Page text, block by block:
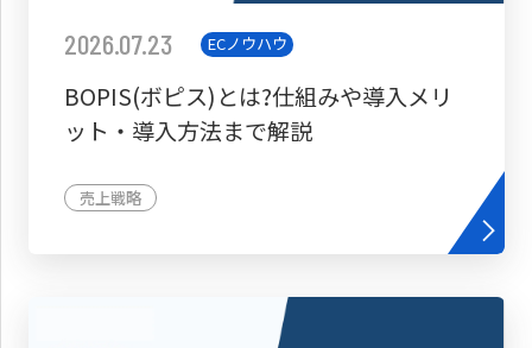
2026.07.23 ECノウハウ
BOPIS(ボピス)とは?仕組みや導入メリ
ット・導入方法まで解説
売上戦略